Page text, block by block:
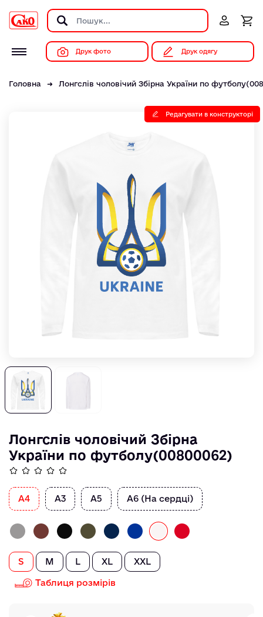
Друк фото Друк одягу
Головна Лонгслів чоловічий Збірна України по
Редагувати в конструкторі
Лонгслів чоловічий Збірна
України по футболу(00800062)
А4 А3 А5 А6 (На сердці)
S M L XL XXL
Таблиця розмірів